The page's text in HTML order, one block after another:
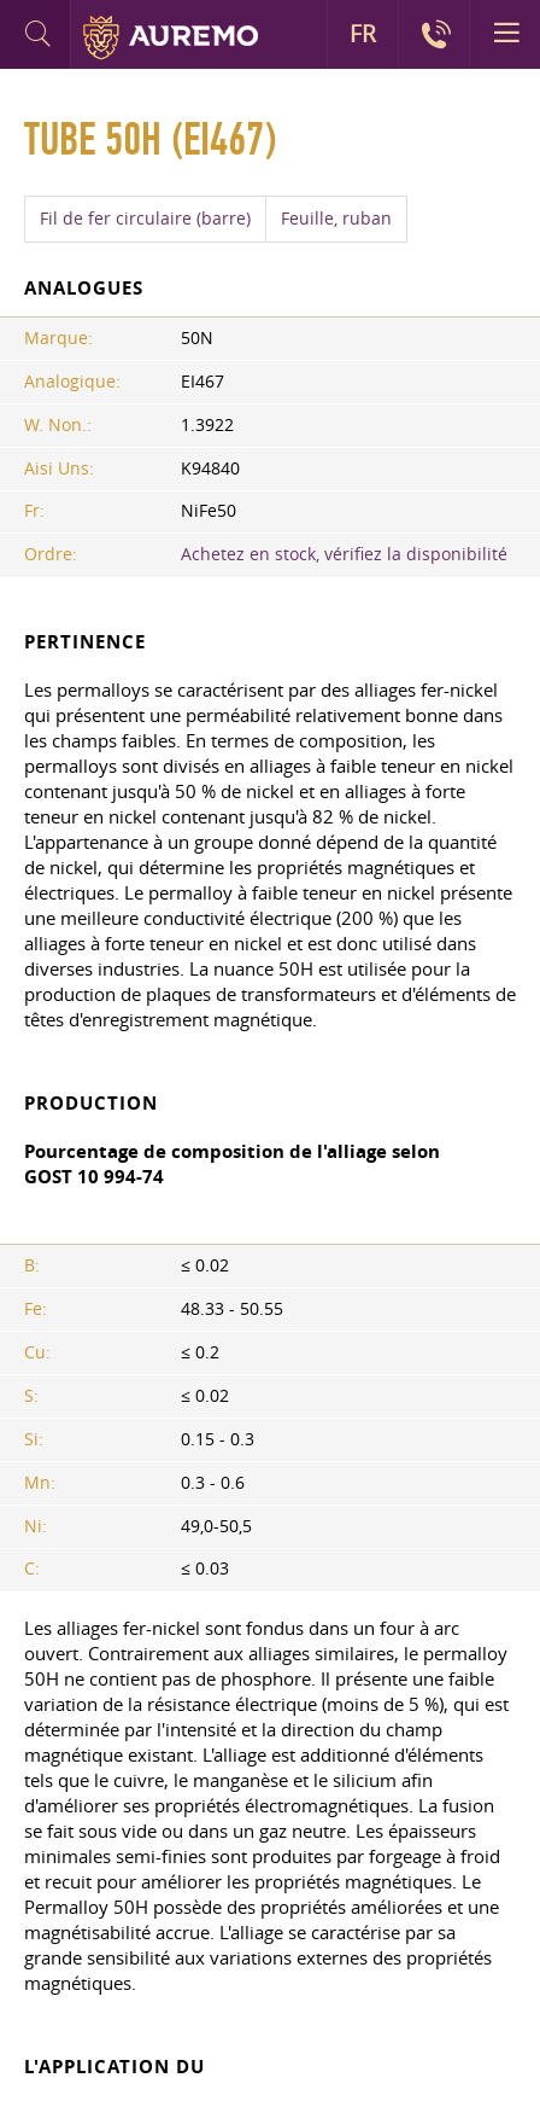
TUBE 50H (EI467)
Fil de fer circulaire (barre) Feuille, ruban
ANALOGUES
Marque:
50N
Analogique:
EI467
W. Non.:
1.3922
Aisi Uns:
K94840
Fr:
NiFe50
Ordre:
Achetez en stock, vérifiez la disponibilité
PERTINENCE
Les permalloys se caractérisent par des alliages fer-nickel
qui présentent une perméabilité relativement bonne dans
les champs faibles. En termes de composition, les
permalloys sont divisés en alliages à faible teneur en nickel
contenant jusqu'à 50 % de nickel et en alliages à forte
teneur en nickel contenant jusqu'à 82 % de nickel.
L'appartenance à un groupe donné dépend de la quantité
de nickel, qui détermine les propriétés magnétiques et
électriques. Le permalloy à faible teneur en nickel présente
une meilleure conductivité électrique (200 %) que les
alliages à forte teneur en nickel et est donc utilisé dans
diverses industries. La nuance 50H est utilisée pour la
production de plaques de transformateurs et d'éléments de
têtes d'enregistrement magnétique.
PRODUCTION
Pourcentage de composition de l'alliage selon
GOST 10 994-74
B:
≤ 0.02
Fe:
48.33 - 50.55
Cu:
≤ 0.2
S:
≤ 0.02
Si:
0.15 - 0.3
Mn:
0.3 - 0.6
Ni:
49,0-50,5
C:
≤ 0.03
Les alliages fer-nickel sont fondus dans un four à arc
ouvert. Contrairement aux alliages similaires, le permalloy
50H ne contient pas de phosphore. Il présente une faible
variation de la résistance électrique (moins de 5 %), qui est
déterminée par l'intensité et la direction du champ
magnétique existant. L'alliage est additionné d'éléments
tels que le cuivre, le manganèse et le silicium afin
d'améliorer ses propriétés électromagnétiques. La fusion
se fait sous vide ou dans un gaz neutre. Les épaisseurs
minimales semi-finies sont produites par forgeage à froid
et recuit pour améliorer les propriétés magnétiques. Le
Permalloy 50H possède des propriétés améliorées et une
magnétisabilité accrue. L'alliage se caractérise par sa
grande sensibilité aux variations externes des propriétés
magnétiques.
L'APPLICATION DU
FR